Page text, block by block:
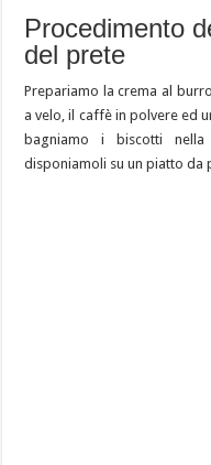
Procedimento
del prete
Prepariamo la crema al
a velo, il caffè in polvere ed
bagniamo i biscotti
disponiamoli su un piatto da